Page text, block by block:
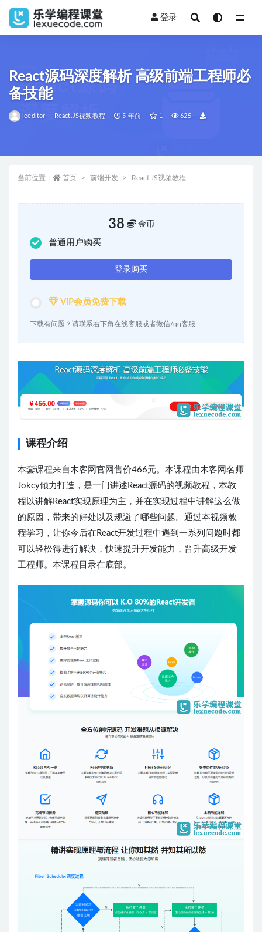
登录
React源码深度解析 高级前端工程师必
备技能
leeditor React.JS视频教程 5 年前 1 625
当前位置： 首页 前端开发 React.JS视频教程
38 金币
普通用户购买
登录购买
VIP会员免费下载
下载有问题？请联系右下角在线客服或者微信/qq客服
课程介绍
本套课程来自木客网官网售价466元。本课程由木客网名师
Jokcy倾力打造，是一门讲述React源码的视频教程，本教
程以讲解React实现原理为主，并在实现过程中讲解这么做
的原因，带来的好处以及规避了哪些问题。通过本视频教
程学习，让你今后在React开发过程中遇到一系列问题时都
可以轻松得进行解决，快速提升开发能力，晋升高级开发
工程师。本课程目录在底部。